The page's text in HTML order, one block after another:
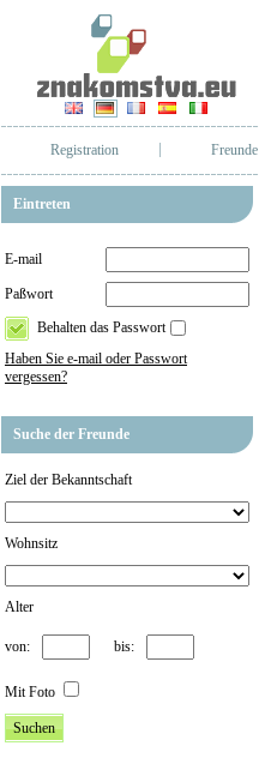
Registration Freunde
Eintreten
E-mail
Paßwort
Behalten das Passwort
Haben Sie e-mail oder Passwort
vergessen?
Suche der Freunde
Ziel der Bekanntschaft
Wohnsitz
Alter
von: bis:
Mit Foto